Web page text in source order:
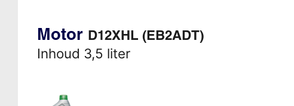
Motor D12XHL (EB2ADT)
Inhoud 3,5 liter